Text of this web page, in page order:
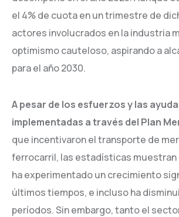
el 4% de cuota en un trimestre de
actores involucrados en la industria
optimismo cauteloso, aspirando a
para el año 2030.
A pesar de los esfuerzos y las
implementadas a través del Plan
que incentivaron el transporte de
ferrocarril, las estadísticas muestran
ha experimentado un crecimiento
últimos tiempos, e incluso ha
períodos. Sin embargo, tanto el